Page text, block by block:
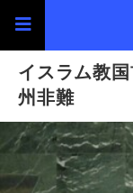
イスラム教
州非難